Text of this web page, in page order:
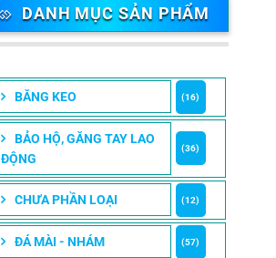
DANH MỤC SẢN PHẨM
BĂNG KEO (16)
BẢO HỘ, GĂNG TAY LAO
ĐỘNG
(36)
CHƯA PHẦN LOẠI (12)
ĐÁ MÀI - NHÁM (57)